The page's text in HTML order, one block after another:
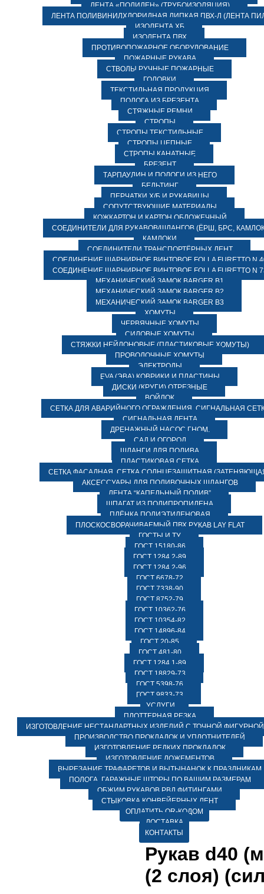
ЛЕНТА «ПОЛИЛЕН» (ТРУБОИЗОЛЯЦИЯ)
ЛЕНТА ПОЛИВИНИЛХЛОРИДНАЯ ЛИПКАЯ ПВХ-Л (ЛЕНТА
ИЗОЛЕНТА ХБ
ИЗОЛЕНТА ПВХ
ПРОТИВОПОЖАРНОЕ ОБОРУДОВАНИЕ
ПОЖАРНЫЕ РУКАВА
СТВОЛЫ РУЧНЫЕ ПОЖАРНЫЕ
ГОЛОВКИ
ТЕКСТИЛЬНАЯ ПРОДУКЦИЯ
ПОЛОГА ИЗ БРЕЗЕНТА
СТЯЖНЫЕ РЕМНИ
СТРОПЫ
СТРОПЫ ТЕКСТИЛЬНЫЕ
СТРОПЫ ЦЕПНЫЕ
СТРОПЫ КАНАТНЫЕ
БРЕЗЕНТ
ТАРПАУЛИН И ПОЛОГИ ИЗ НЕГО
БЕЛЬТИНГ
ПЕРЧАТКИ Х/Б И РУКАВИЦЫ
СОПУТСТВУЮЩИЕ МАТЕРИАЛЫ
КОЖКАРТОН И КАРТОН ОБЛОЖЕЧНЫЙ
СОЕДИНИТЕЛИ ДЛЯ РУКАВОВ/ШЛАНГОВ (ЁРШ, БРС,
КАМЛОКИ
СОЕДИНИТЕЛИ ТРАНСПОРТЁРНЫХ ЛЕНТ
СОЕДИНЕНИЕ ШАРНИРНОЕ ВИНТОВОЕ FOLLA FURETTO N
СОЕДИНЕНИЕ ШАРНИРНОЕ ВИНТОВОЕ FOLLA FURETTO N
МЕХАНИЧЕСКИЙ ЗАМОК BARGER B1
МЕХАНИЧЕСКИЙ ЗАМОК BARGER B2
МЕХАНИЧЕСКИЙ ЗАМОК BARGER B3
ХОМУТЫ
ЧЕРВЯЧНЫЕ ХОМУТЫ
СИЛОВЫЕ ХОМУТЫ
СТЯЖКИ НЕЙЛОНОВЫЕ (ПЛАСТИКОВЫЕ ХОМУТЫ)
ПРОВОЛОЧНЫЕ ХОМУТЫ
ЭЛЕКТРОДЫ
EVA (ЭВА) КОВРИКИ И ПЛАСТИНЫ
ДИСКИ (КРУГИ) ОТРЕЗНЫЕ
ВОЙЛОК
СЕТКА ДЛЯ АВАРИЙНОГО ОГРАЖДЕНИЯ, СИГНАЛЬНАЯ
СИГНАЛЬНАЯ ЛЕНТА
ДРЕНАЖНЫЙ НАСОС ГНОМ.
САД И ОГОРОД
ШЛАНГИ ДЛЯ ПОЛИВА
ПЛАСТИКОВАЯ СЕТКА
СЕТКА ФАСАДНАЯ. СЕТКА СОЛНЦЕЗАЩИТНАЯ
АКСЕССУАРЫ ДЛЯ ПОЛИВОЧНЫХ ШЛАНГОВ
ЛЕНТА “КАПЕЛЬНЫЙ ПОЛИВ”
ШПАГАТ ИЗ ПОЛИПРОПИЛЕНА
ПЛЁНКА ПОЛИЭТИЛЕНОВАЯ
ПЛОСКОСВОРАЧИВАЕМЫЙ ПВХ РУКАВ LAY FLAT
ГОСТЫ И ТУ
ГОСТ 15180-86
ГОСТ 1284.2-89
ГОСТ 1284.2-96
ГОСТ 6678-72
ГОСТ 7338-90
ГОСТ 8752-79
ГОСТ 10362-76
ГОСТ 10354-82
ГОСТ 14896-84
ГОСТ 20-85
ГОСТ 481-80
ГОСТ 1284.1-89
ГОСТ 18829-73
ГОСТ 5398-76
ГОСТ 9833-73
УСЛУГИ
ПЛОТТЕРНАЯ РЕЗКА
ИЗГОТОВЛЕНИЕ НЕСТАНДАРТНЫХ ИЗДЕЛИЙ С ТОЧНОЙ ФИГУРНОЙ
ПРОИЗВОДСТВО ПРОКЛАДОК И УПЛОТНИТЕЛЕЙ
ИЗГОТОВЛЕНИЕ РЕДКИХ ПРОКЛАДОК
ИЗГОТОВЛЕНИЕ ЛОЖЕМЕНТОВ
ВЫРЕЗАНИЕ ТРАФАРЕТОВ И ВЫТЫНАНОК К ПРАЗДНИКАМ
ПОЛОГА, ГАРАЖНЫЕ ШТОРЫ ПО ВАШИМ РАЗМЕРАМ
ОБЖИМ РУКАВОВ РВД ФИТИНГАМИ
СТЫКОВКА КОНВЕЙЕРНЫХ ЛЕНТ
ОПЛАТИТЬ QR-КОДОМ
ДОСТАВКА
КОНТАКТЫ
Рукав d40
(2 слоя)